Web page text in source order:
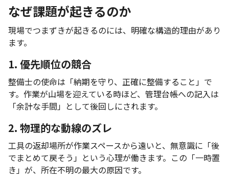
なぜ課題が起きるのか
現場でつまずきが起きるのには、明確な構造的理由があり
ます。
1. 優先順位の競合
整備士の使命は「納期を守り、正確に整備すること」で
す。作業が山場を迎えている時ほど、管理台帳への記入は
「余計な手間」として後回しにされます。
2. 物理的な動線のズレ
工具の返却場所が作業スペースから遠いと、無意識に「後
でまとめて戻そう」という心理が働きます。この「一時置
き」が、所在不明の最大の原因です。